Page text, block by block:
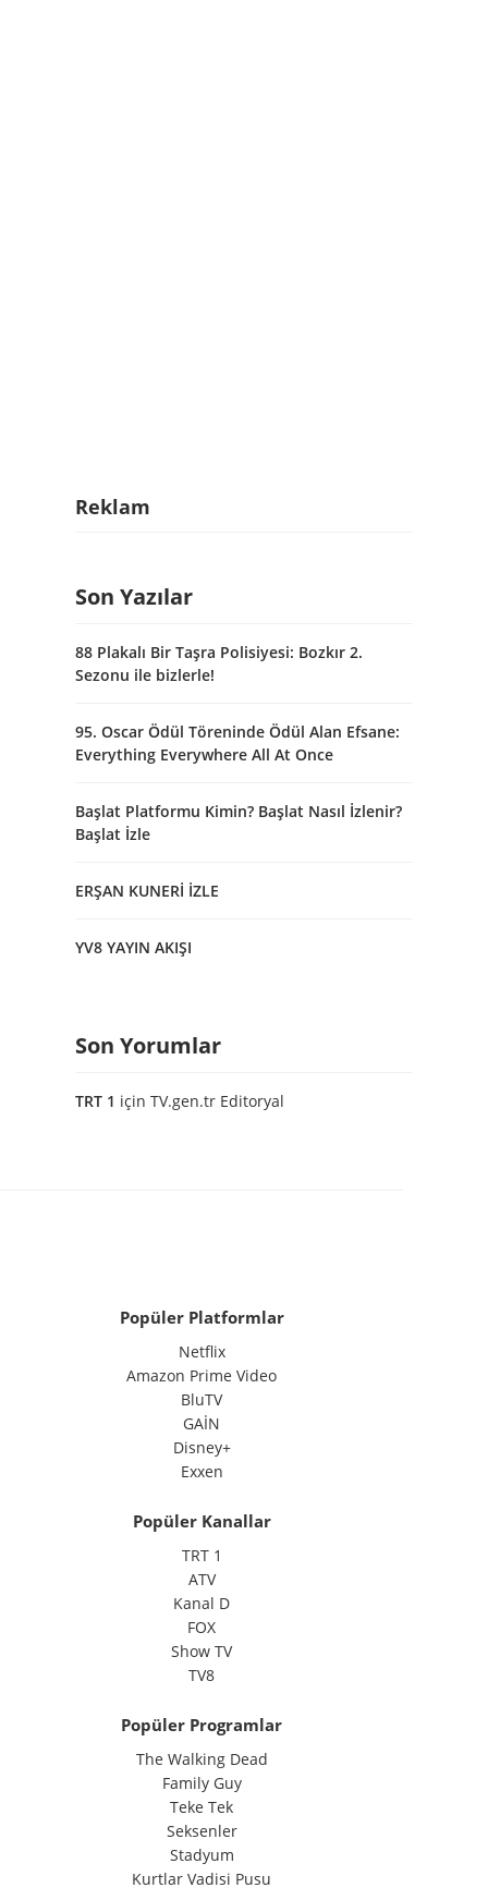
Reklam
Son Yazılar
88 Plakalı Bir Taşra Polisiyesi: Bozkır 2.
Sezonu ile bizlerle!
95. Oscar Ödül Töreninde Ödül Alan Efsane:
Everything Everywhere All At Once
Başlat Platformu Kimin? Başlat Nasıl İzlenir?
Başlat İzle
ERŞAN KUNERİ İZLE
YV8 YAYIN AKIŞI
Son Yorumlar
TRT 1 için TV.gen.tr Editoryal
Popüler Platformlar
Netflix
Amazon Prime Video
BluTV
GAİN
Disney+
Exxen
Popüler Kanallar
TRT 1
ATV
Kanal D
FOX
Show TV
TV8
Popüler Programlar
The Walking Dead
Family Guy
Teke Tek
Seksenler
Stadyum
Kurtlar Vadisi Pusu